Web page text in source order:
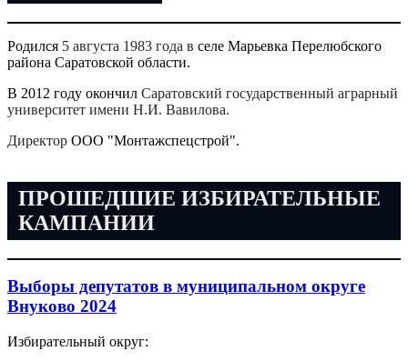
Родился 5 августа 1983 года в селе Марьевка Перелюбского
района Саратовской области.
В 2012 году окончил Саратовский государственный аграрный
университет имени Н.И. Вавилова.
Директор ООО "Монтажспецстрой".
ПРОШЕДШИЕ ИЗБИРАТЕЛЬНЫЕ
КАМПАНИИ
Выборы депутатов в муниципальном округе
Внуково 2024
Избирательный округ: